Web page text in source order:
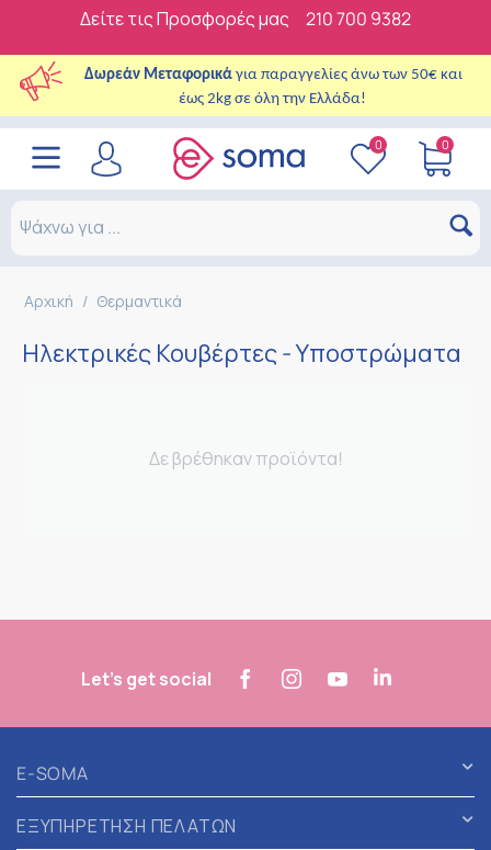
Δείτε τις Προσφορές μας 210 700 9382
Δωρεάν Μεταφορικά για παραγγελίες άνω των 50€ και
έως 2kg σε όλη την Ελλάδα!
0 0
Αρχική / Θερμαντικά
Ηλεκτρικές Κουβέρτες - Υποστρώματα
Δε βρέθηκαν προϊόντα!
Let's get social
E-SOMA
ΕΞΥΠΗΡΕΤΗΣΗ ΠΕΛΑΤΩΝ